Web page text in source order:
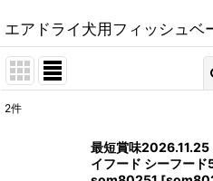
エアドライ犬用フィッシュベ
2件
最短賞味2026.11.25
イフード シーフー